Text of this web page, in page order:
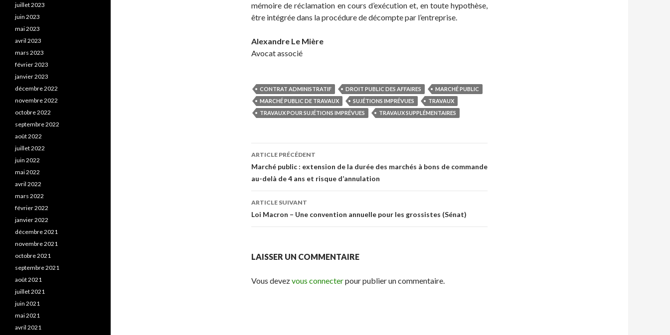
mémoire de réclamation en cours d’exécution et, en toute hypothèse,
être intégrée dans la procédure de décompte par l’entreprise.
Alexandre Le Mière
Avocat associé
CONTRAT ADMINISTRATIF DROIT PUBLIC DES AFFAIRES
MARCHÉ PUBLIC
MARCHÉ PUBLIC DE TRAVAUX
SUJÉTIONS IMPRÉVUES
TRAVAUX
TRAVAUX POUR SUJÉTIONS IMPRÉVUES
TRAVAUX SUPPLÉMENTAIRES
Navigation
des
articles
ARTICLE PRÉCÉDENT
Marché public : extension de la durée des marchés à bons de commande
au-delà de 4 ans et risque d’annulation
ARTICLE SUIVANT
Loi Macron – Une convention annuelle pour les grossistes (Sénat)
LAISSER UN COMMENTAIRE
Vous devezvous connecterpour publier un commentaire.
juillet 2023
juin 2023
mai 2023
avril 2023
mars 2023
février 2023
janvier 2023
décembre 2022
novembre 2022
octobre 2022
septembre 2022
août 2022
juillet 2022
juin 2022
mai 2022
avril 2022
mars 2022
février 2022
janvier 2022
décembre 2021
novembre 2021
octobre 2021
septembre 2021
août 2021
juillet 2021
juin 2021
mai 2021
avril 2021